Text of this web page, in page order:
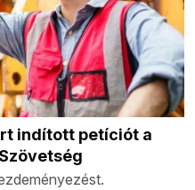
indított petíciót a